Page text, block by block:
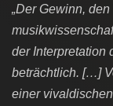
„Der Gewinn,
der Interpretation
beträchtlich. […]
einer